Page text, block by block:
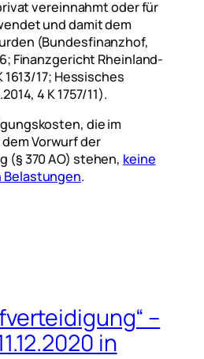
vereinnahmt oder für
und damit dem
(Bundesfinanzhof,
Finanzgericht Rheinland-
1613/17; Hessisches
4 K 1757/11).
die im
Vorwurf der
370 AO) stehen, keine
.
–
in